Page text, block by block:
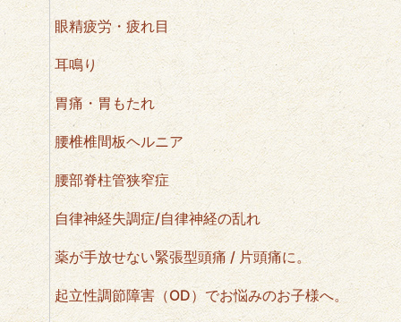
眼精疲労・疲れ目
耳鳴り
胃痛・胃もたれ
腰椎椎間板ヘルニア
腰部脊柱管狭窄症
自律神経失調症/自律神経の乱れ
薬が手放せない緊張型頭痛 / 片頭痛に。
起立性調節障害（OD）でお悩みのお子様へ。